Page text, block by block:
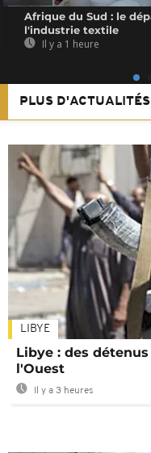
Afrique du Sud : le
l'industrie textile
Il y a 1 heure
PLUS D'ACTUALITÉS
LIBYE
Libye : des
l'Ouest
Il y a 3 heures